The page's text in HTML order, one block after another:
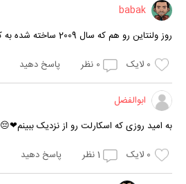
babak
روز ولنتاین رو هم که سال 2009 ساخته شده به کراش اضافه کنید .
0 لایک 0 نظر پاسخ دهید
ابوالفضل
به امید روزی که اسکارلت رو از نزدیک ببینم❤😔
0 لایک 1نظر پاسخ دهید